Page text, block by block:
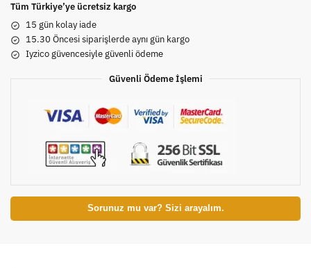
Tüm Türkiye’ye ücretsiz kargo
15 gün kolay iade
15.30 Öncesi siparişlerde aynı gün kargo
Iyzico güvencesiyle güvenli ödeme
Güvenli Ödeme İşlemi
Sorunuz mu var? Sizi arayalım.